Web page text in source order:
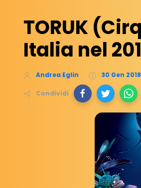
TORUK
Italia nel
Andrea Eglin 30 Gen 2018
Condividi